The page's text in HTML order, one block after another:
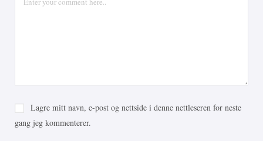
Lagre mitt navn, e-post og nettside i denne nettleseren for neste
gang jeg kommenterer.